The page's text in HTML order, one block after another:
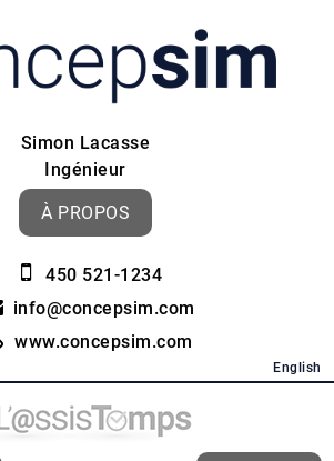
Simon Lacasse
Ingénieur
À PROPOS
450 521-1234
info@concepsim.com
www.concepsim.com
English